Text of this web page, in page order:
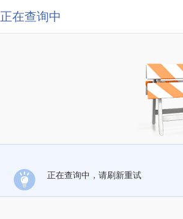
正在查询中
正在查询中，请刷新重试